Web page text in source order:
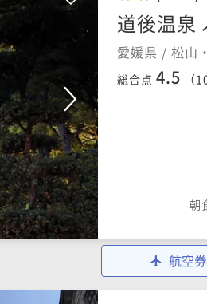
道後温泉
愛媛県 / 松山
総合点 4.5 （
朝
航空